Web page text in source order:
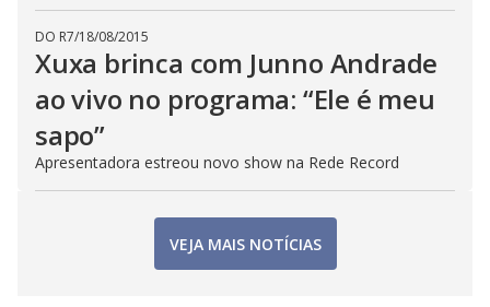
DO R7/18/08/2015
Xuxa brinca com Junno Andrade
ao vivo no programa: “Ele é meu
sapo”
Apresentadora estreou novo show na Rede Record
VEJA MAIS NOTÍCIAS